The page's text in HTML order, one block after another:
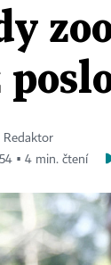
Redaktor
▪ 4 min. čtení